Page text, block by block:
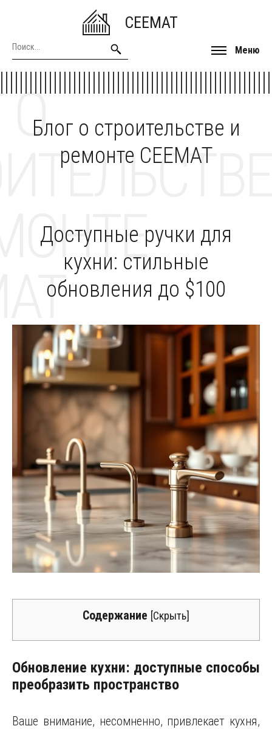
CEEMAT
Меню
Блог о строительстве и
ремонте CEEMAT
О
Доступные ручки для
кухни: стильные
обновления до $100
Содержание [Скрыть]
Обновление кухни: доступные способы
преобразить пространство
Ваше внимание, несомненно, привлекает кухня,